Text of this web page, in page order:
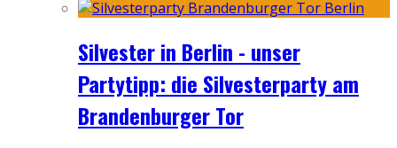
Silvester in Berlin - unser
Partytipp: die Silvesterparty am
Brandenburger Tor